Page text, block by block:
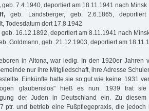
geb. 7.4.1940, deportiert am 18.11.1941 nach Minsk
geb. Landsberger, geb. 2.6.1865,
Todesdatum dort 17.8.1942
geb. 16.12.1892, deportiert am 8.11.1941 nach
Goldmann, geb. 21.12.1903, deportiert am
in Altona, war ledig. In den 1920er Jahren
nur ihre Mitgliedschaft, ihre Adresse
Einkünfte hatte sie so gut wie keine. 1931
glaubenslos" hieß es nun. 1939 trat
der Juden in Deutschland ein. Zu
ptr. und betrieb eine Fußpflegepraxis, die jedoch